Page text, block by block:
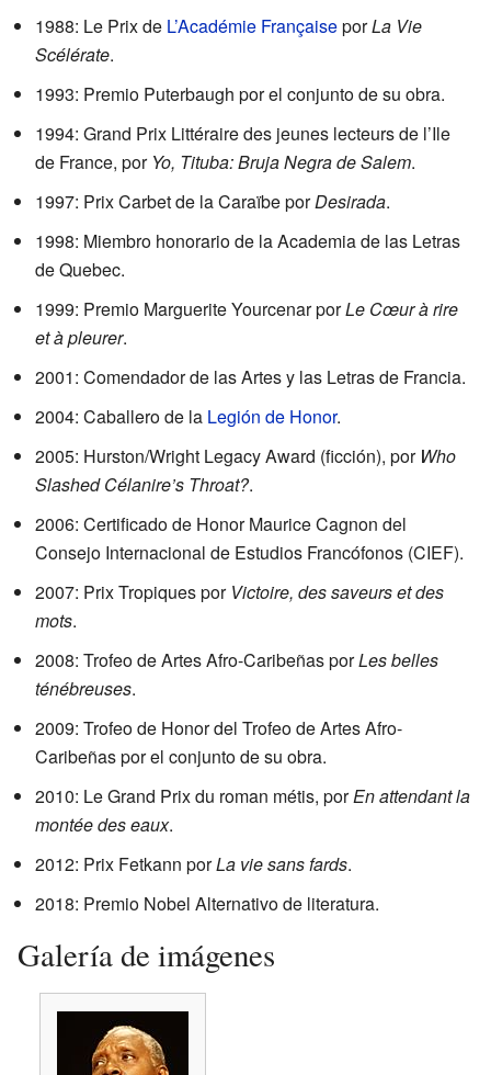
1988: Le Prix de L’Académie FrançaiseporLa Vie
Scélérate.
1993: Premio Puterbaugh por el conjunto de su obra.
1994: Grand Prix Littéraire des jeunes lecteurs de l’Ile
de France, por Yo, Tituba: Bruja Negra de Salem.
1997: Prix Carbet de la Caraïbe porDesirada.
1998: Miembro honorario de la Academia de las Letras
de Quebec.
1999: Premio Marguerite Yourcenar porLe Cœur à rire
et à pleurer.
2001: Comendador de las Artes y las Letras de Francia.
2004: Caballero de la Legión de Honor.
2005: Hurston/Wright Legacy Award (ficción), por Who
Slashed Célanire’s Throat?.
2006: Certificado de Honor Maurice Cagnon del
Consejo Internacional de Estudios Francófonos (CIEF).
2007: Prix Tropiques por Victoire, des saveurs et des
mots.
2008: Trofeo de Artes Afro-Caribeñas porLes belles
ténébreuses.
2009: Trofeo de Honor del Trofeo de Artes Afro-
Caribeñas por el conjunto de su obra.
2010: Le Grand Prix du roman métis, porEn attendant la
montée des eaux.
2012: Prix Fetkann porLa vie sans fards.
2018: Premio Nobel Alternativo de literatura.
Galería de imágenes